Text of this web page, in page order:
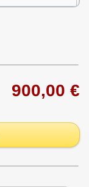
900,00 €